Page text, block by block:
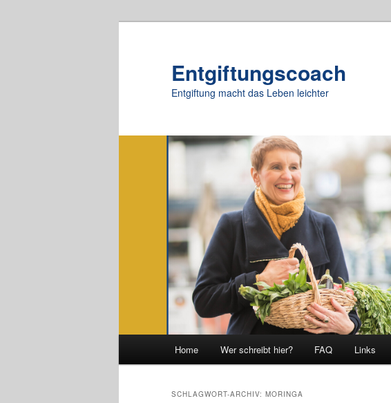
Entgiftungscoach
Entgiftung macht das Leben leichter
Home Wer schreibt hier? FAQ Links
SCHLAGWORT-ARCHIV: MORINGA